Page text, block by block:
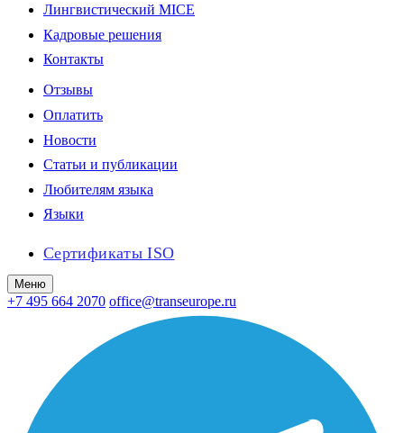
Лингвистический MICE
Кадровые решения
Контакты
Отзывы
Оплатить
Новости
Статьи и публикации
Любителям языка
Языки
Сертификаты ISO
Меню
+7 495 664 2070 office@transeurope.ru